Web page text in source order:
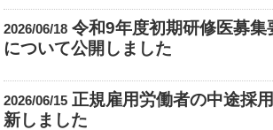
2026/06/18 令和9年度初期研修医募集
について公開しました
2026/06/15 正規雇用労働者の中途採
新しました